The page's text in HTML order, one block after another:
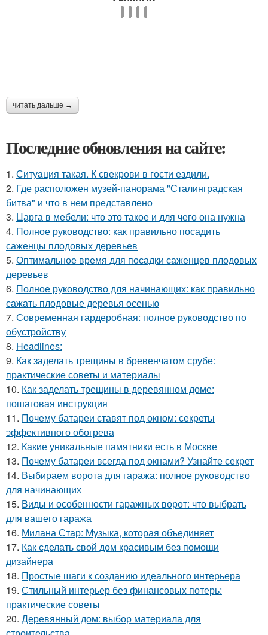
читать дальше →
Последние обновления на сайте:
1. Ситуaция такая. К свекрови в гости ездили.
2. Где расположен музей-панорама "Сталинградская
битва" и что в нем представлено
3. Царга в мебели: что это такое и для чего она нужна
4. Полное руководство: как правильно посадить
саженцы плодовых деревьев
5. Оптимальное время для посадки саженцев плодовых
деревьев
6. Полное руководство для начинающих: как правильно
сажать плодовые деревья осенью
7. Современная гардеробная: полное руководство по
обустройству
8. Headlines:
9. Как заделать трещины в бревенчатом срубе:
практические советы и материалы
10. Как заделать трещины в деревянном доме:
пошаговая инструкция
11. Почему батареи ставят под окном: секреты
эффективного обогрева
12. Какие уникальные памятники есть в Москве
13. Почему батареи всегда под окнами? Узнайте секрет
14. Выбираем ворота для гаража: полное руководство
для начинающих
15. Виды и особенности гаражных ворот: что выбрать
для вашего гаража
16. Милана Стар: Музыка, которая объединяет
17. Как сделать свой дом красивым без помощи
дизайнера
18. Простые шаги к созданию идеального интерьера
19. Стильный интерьер без финансовых потерь:
практические советы
20. Деревянный дом: выбор материала для